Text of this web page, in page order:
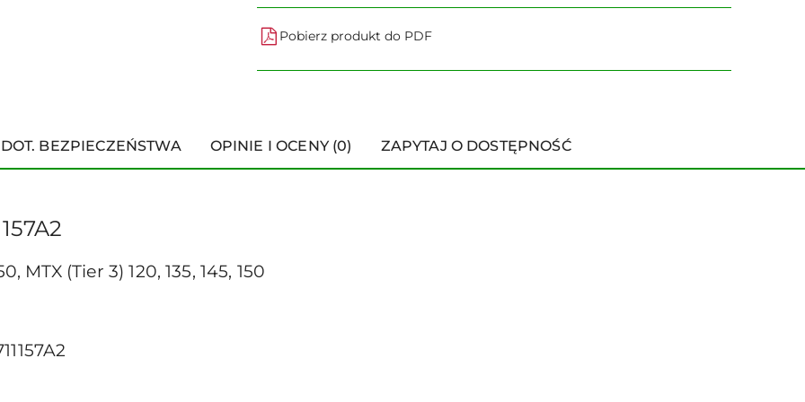
Pobierz produkt do PDF
BEZPIECZEŃSTWA OPINIE I OCENY (0) ZAPYTAJ O DOSTĘPNOŚĆ
MTX (Tier 3) 120, 135, 145, 150